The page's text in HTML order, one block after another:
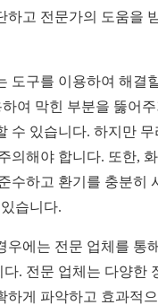
하고 전문가의 도움을
도구를 이용하여 해결
여 막힌 부분을 뚫어
수 있습니다. 하지만 무
의해야 합니다. 또한,
수하고 환기를 충분히
습니다.
우에는 전문 업체를 통
. 전문 업체는 다양한
하게 파악하고 효과적